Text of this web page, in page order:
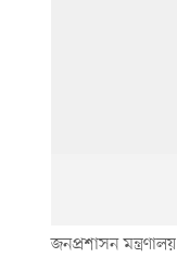
জনপ্রশাসন মন্ত্রণালয়